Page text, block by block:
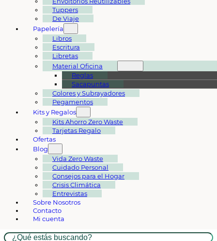
Tuppers
De Viaje
Papelería
Libros
Escritura
Libretas
Material Oficina
Reglas
Sacapuntas
Colores y Subrayadores
Pegamentos
Kits y Regalos
Kits Ahorro Zero Waste
Tarjetas Regalo
Ofertas
Blog
Vida Zero Waste
Cuidado Personal
Consejos para el Hogar
Crisis Climática
Entrevistas
Sobre Nosotros
Contacto
Mi cuenta
Buscar